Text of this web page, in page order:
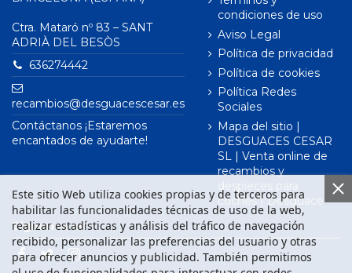
Ctra. Mataró nº 83 – SANT
ADRIÀ DEL BESÒS
636274442
recambios@desguacescesar.es
Contáctanos ¡Estaremos
encantados de ayudarte!
condiciones de uso
Aviso Legal
Política de privacidad
Política de cookies
Política Redes
Sociales
Mapa del sitio |
DESGUACES CESAR
SL | Venta online de
recambios y
despieces para
coches | Desguace
Este sitio Web utiliza cookies propias y de terceros para
habilitar las funcionalidades técnicas de uso de la web,
realizar estadísticas y análisis del tráfico de navegación
recibido, personalizar las preferencias del usuario y otras
para ofrecer anuncios y publicidad. También permitimos
Síguenos en